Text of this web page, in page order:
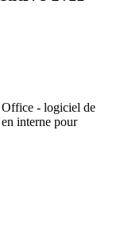
- logiciel de
interne pour